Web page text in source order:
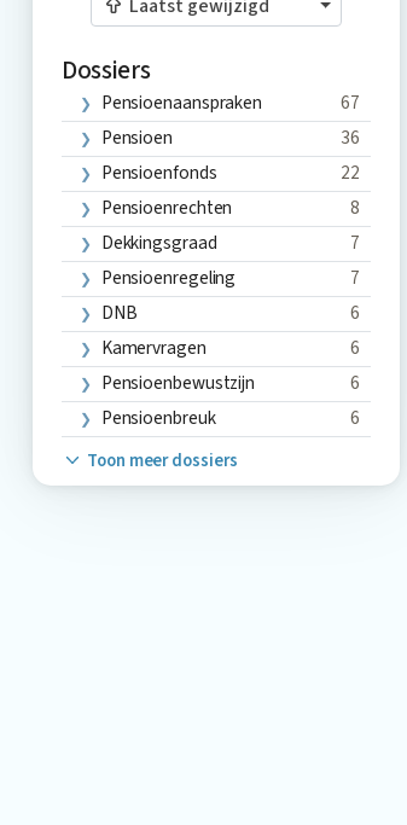
Laatst gewijzigd
Dossiers
Pensioenaanspraken
67
Pensioen
36
Pensioenfonds
22
Pensioenrechten
8
Dekkingsgraad
7
Pensioenregeling
7
DNB
6
Kamervragen
6
Pensioenbewustzijn
6
Pensioenbreuk
6
Toon meer dossiers